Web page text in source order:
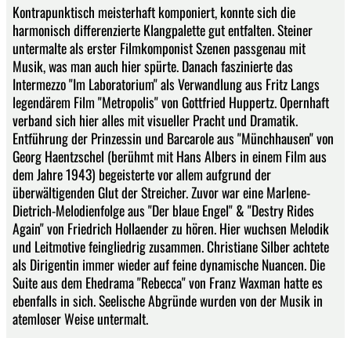
Kontrapunktisch meisterhaft komponiert, konnte sich die
harmonisch differenzierte Klangpalette gut entfalten. Steiner
untermalte als erster Filmkomponist Szenen passgenau mit
Musik, was man auch hier spürte. Danach faszinierte das
Intermezzo "Im Laboratorium" als Verwandlung aus Fritz Langs
legendärem Film "Metropolis" von Gottfried Huppertz. Opernhaft
verband sich hier alles mit visueller Pracht und Dramatik.
Entführung der Prinzessin und Barcarole aus "Münchhausen" von
Georg Haentzschel (berühmt mit Hans Albers in einem Film aus
dem Jahre 1943) begeisterte vor allem aufgrund der
überwältigenden Glut der Streicher. Zuvor war eine Marlene-
Dietrich-Melodienfolge aus "Der blaue Engel" & "Destry Rides
Again" von Friedrich Hollaender zu hören. Hier wuchsen Melodik
und Leitmotive feingliedrig zusammen. Christiane Silber achtete
als Dirigentin immer wieder auf feine dynamische Nuancen. Die
Suite aus dem Ehedrama "Rebecca" von Franz Waxman hatte es
ebenfalls in sich. Seelische Abgründe wurden von der Musik in
atemloser Weise untermalt.